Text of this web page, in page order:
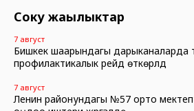
Соңку жаңылыктар
7 август
Бишкек шаарындагы дарыканаларда
профилактикалык рейд өткөрүлдү
7 август
Ленин районундагы №57 орто